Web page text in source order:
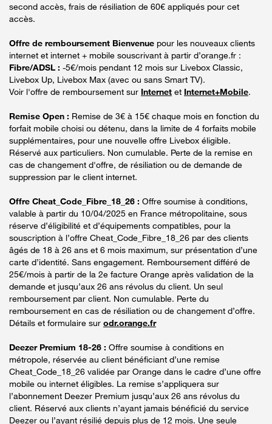
second accès, frais de résiliation de 60€ appliqués pour cet
accès.
Offre de remboursement Bienvenue pour les nouveaux clients
internet et internet + mobile souscrivant à partir d’orange.fr :
Fibre/ADSL : -5€/mois pendant 12 mois sur Livebox Classic,
Livebox Up, Livebox Max (avec ou sans Smart TV).
Voir l'offre de remboursement sur Internet et Internet+Mobile.
Remise Open : Remise de 3€ à 15€ chaque mois en fonction du
forfait mobile choisi ou détenu, dans la limite de 4 forfaits mobile
supplémentaires, pour une nouvelle offre Livebox éligible.
Réservé aux particuliers. Non cumulable. Perte de la remise en
cas de changement d'offre, de résiliation ou de demande de
suppression par le client internet.
Offre Cheat_Code_Fibre_18_26 : Offre soumise à conditions,
valable à partir du 10/04/2025 en France métropolitaine, sous
réserve d’éligibilité et d’équipements compatibles, pour la
souscription à l’offre Cheat_Code_Fibre_18_26 par des clients
âgés de 18 à 26 ans et 6 mois maximum, sur présentation d’une
carte d’identité. Sans engagement. Remboursement différé de
25€/mois à partir de la 2e facture Orange après validation de la
demande et jusqu’aux 26 ans révolus du client. Un seul
remboursement par client. Non cumulable. Perte du
remboursement en cas de résiliation ou de changement d’offre.
Détails et formulaire sur odr.orange.fr
Deezer Premium 18-26 : Offre soumise à conditions en
métropole, réservée au client bénéficiant d’une remise
Cheat_Code_18_26 validée par Orange dans le cadre d’une offre
mobile ou internet éligibles. La remise s’appliquera sur
l’abonnement Deezer Premium jusqu’aux 26 ans révolus du
client. Réservé aux clients n’ayant jamais bénéficié du service
Deezer ou l’ayant résilié depuis plus de 12 mois. Une seule